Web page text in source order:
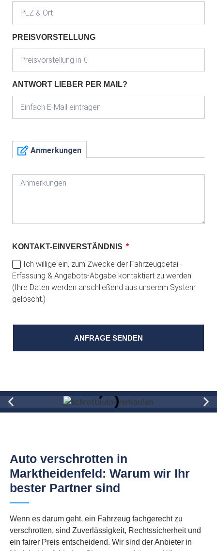
PREISVORSTELLUNG
ANTWORT LIEBER PER MAIL?
Anmerkungen
KONTAKT-EINVERSTÄNDNIS
Ich willige ein, zum Zwecke der Fahrzeugdetail-
Erfassung & Angebots-Abgabe kontaktiert zu werden
(Ihre Daten werden anschließend aus unserem System
gelöscht.)
ANFRAGE SENDEN
Auto verschrotten in
Marktheidenfeld: Warum wir Ihr
bester Partner sind
Wenn es darum geht, ein Fahrzeug fachgerecht zu
verschrotten, sind Zuverlässigkeit, Rechtssicherheit und
ein fairer Preis entscheidend. Wir sind der Anbieter in